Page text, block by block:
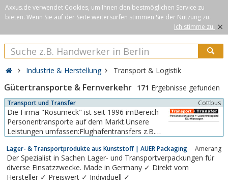
Axxus.de verwendet Cookies, um Ihnen den bestmöglichen Service zu
bieten. Wenn Sie auf der Seite weitersurfen stimmen Sie der Nutzung zu.
Ich stimme zu. ×
Industrie & Herstellung Transport & Logistik
Gütertransporte & Fernverkehr 171 Ergebnisse gefunden
Transport und Transfer Cottbus
Die Firma "Rosumeck" ist seit 1996 imBereich
Personentransporte auf dem Markt.Unsere
Leistungen umfassen:Flughafentransfers z.B.
Kurierfahrtenbundesweit und Transport von
Möbeln undGütern sowie Mietwagenvermittlung
Lager- & Transportprodukte aus Kunststoff | AUER Packaging Amerang
Der Spezialist in Sachen Lager- und Transportverpackungen für
diverse Einsatzzwecke. Made in Germany ✓ Direkt vom
Hersteller ✓ Preiswert ✓ Individuell ✓